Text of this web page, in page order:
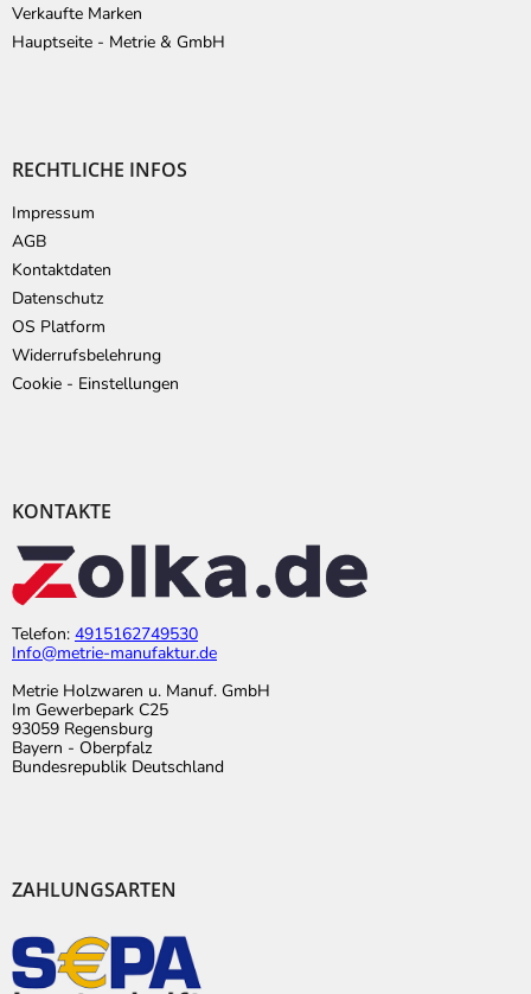
Verkaufte Marken
Hauptseite - Metrie & GmbH
RECHTLICHE INFOS
Impressum
AGB
Kontaktdaten
Datenschutz
OS Platform
Widerrufsbelehrung
Cookie - Einstellungen
KONTAKTE
Telefon: 4915162749530
Info@metrie-manufaktur.de
Metrie Holzwaren u. Manuf. GmbH
Im Gewerbepark C25
93059 Regensburg
Bayern - Oberpfalz
Bundesrepublik Deutschland
ZAHLUNGSARTEN